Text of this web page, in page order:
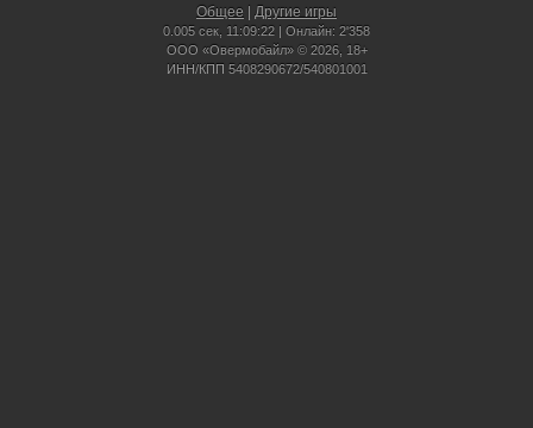
Общее Другие игры
0.005 сек, 11:09:22 | Онлайн: 2'358
ООО «Овермобайл» © 2026, 18+
ИНН/КПП 5408290672/540801001